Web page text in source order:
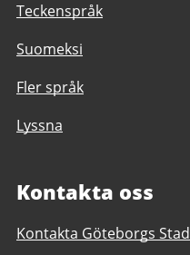
Teckenspråk
Suomeksi
Fler språk
Lyssna
Kontakta oss
Kontakta Göteborgs Stad